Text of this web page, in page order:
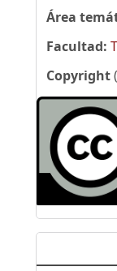
Área
Facultad:
Copyright